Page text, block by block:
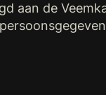
aan de